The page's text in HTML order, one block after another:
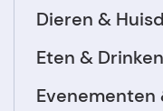
Dieren &
Eten & Drinken